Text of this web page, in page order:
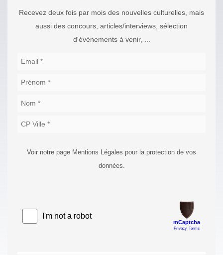
Recevez deux fois par mois des nouvelles culturelles, mais
aussi des concours, articles/interviews, sélection
d'événements à venir, ...
Voir notre page Mentions Légales pour la protection de vos
données.